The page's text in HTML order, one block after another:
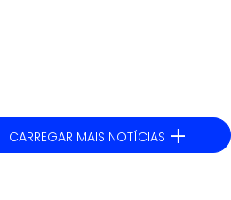
CARREGAR MAIS NOTÍCIAS +